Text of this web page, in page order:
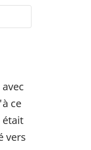
ce
était
vers